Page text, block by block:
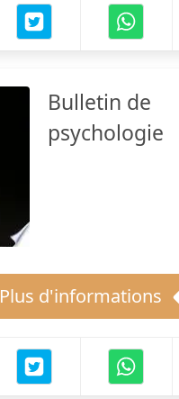
Bulletin de
psychologie
Plus d'informations